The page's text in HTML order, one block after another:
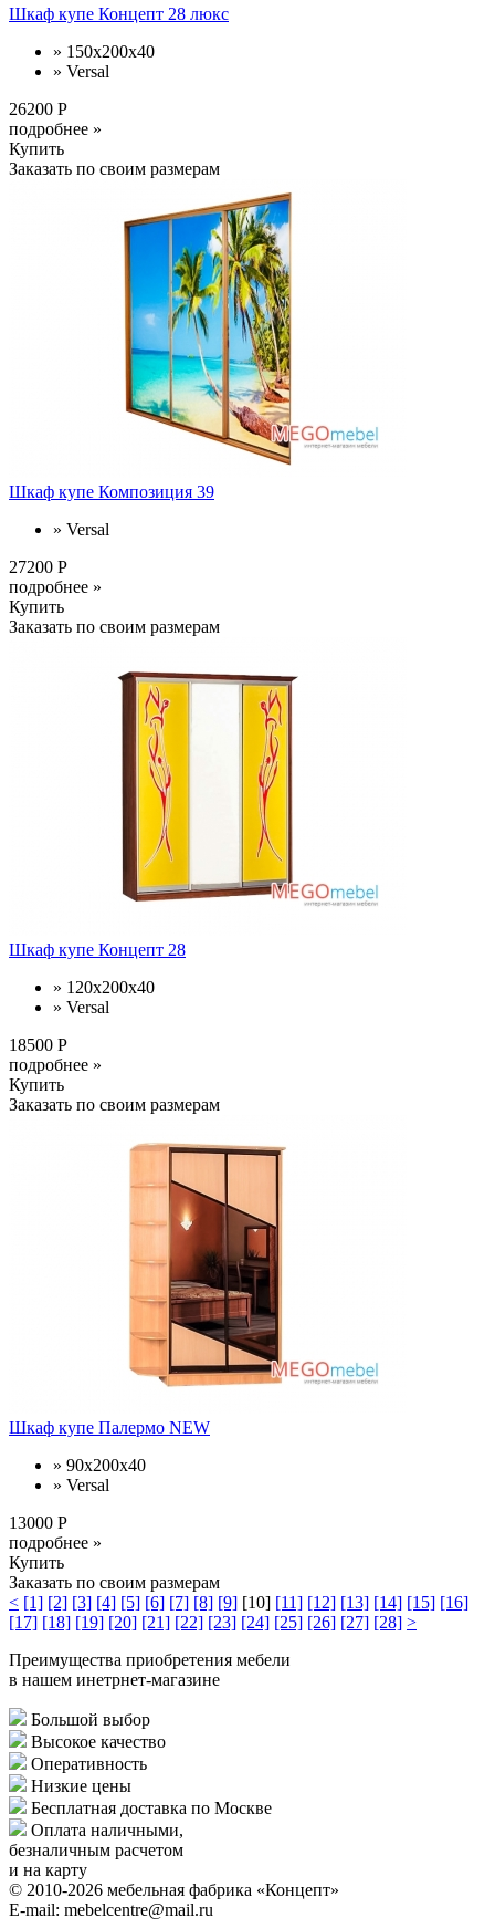
Шкаф купе Концепт 28 люкс
» 150х200х40
» Versal
26200 Р
подробнее »
Купить
Заказать по своим размерам
Шкаф купе Композиция 39
» Versal
27200 Р
подробнее »
Купить
Заказать по своим размерам
Шкаф купе Концепт 28
» 120x200x40
» Versal
18500 Р
подробнее »
Купить
Заказать по своим размерам
Шкаф купе Палермо NEW
» 90x200x40
» Versal
13000 Р
подробнее »
Купить
Заказать по своим размерам
< [1] [2] [3] [4] [5] [6] [7] [8] [9] [10] [11] [12] [13] [14] [15] [16]
[17] [18] [19] [20] [21] [22] [23] [24] [25] [26] [27] [28] >
Преимущества приобретения мебели
в нашем инетрнет-магазине
Большой выбор
Высокое качество
Оперативность
Низкие цены
Бесплатная доставка по Москве
Оплата наличными,
безналичным расчетом
и на карту
© 2010-2026 мебельная фабрика «Концепт»
E-mail: mebelcentre@mail.ru